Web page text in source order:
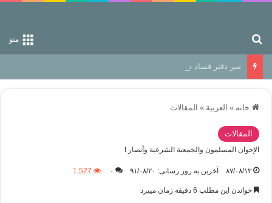
منو
سر دفتر فساد در زمین‌، دوری وکناره‌گیری از راه خداست‌!
خانه » العربیة » المقالات
المقالات
الإخوان المسلمون والجمعية الشرعية وأنصار ا
۸۷/۰۸/۱۳ آخرین به روز رسانی: ۹۱/۰۸/۲۰ ۰ 1,527
خواندن این مطلب 6 دقیقه زمان میبرد